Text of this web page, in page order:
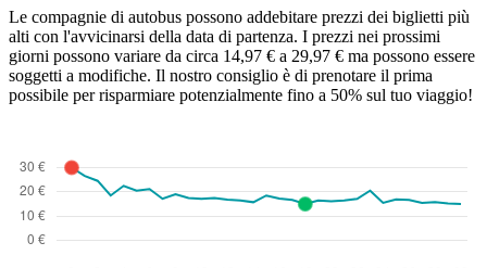
Le compagnie di autobus possono addebitare prezzi dei biglietti più
alti con l'avvicinarsi della data di partenza. I prezzi nei prossimi
giorni possono variare da circa 14,97 € a 29,97 € ma possono essere
soggetti a modifiche. Il nostro consiglio è di prenotare il prima
possibile per risparmiare potenzialmente fino a 50% sul tuo viaggio!